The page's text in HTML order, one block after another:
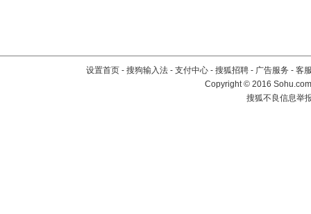
设置首页 - 搜狗输入法 - 支付中心 - 搜狐招聘 - 广告服务 - 客
Copyright©2016
搜狐不良信息举